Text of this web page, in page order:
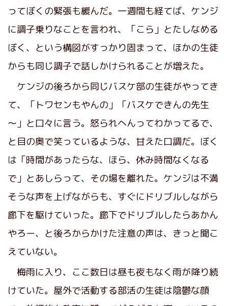
ってぼくの緊張も緩んだ。一週間も経てば、ケンジ
に調子乗りなことを言われ、「こら」とたしなめる
ぼく、という構図がすっかり固まって、ほかの生徒
からも同じ調子で話しかけられることが増えた。
ケンジの後ろから同じバスケ部の生徒がやってき
て、「トワセンもやんの」「バスケできんの先生
～」と口々に言う。怒られへんってわかってるで、
と目の奥で笑っているような、甘えた口調だ。ぼく
は「時間があったらな、ほら、休み時間なくなる
で」とあしらって、その場を離れた。ケンジは不満
そうな声を上げながらも、すぐにドリブルしながら
廊下を駆けていった。廊下でドリブルしたらあかん
やろー、と後ろからかけた注意の声は、きっと聞こ
えていない。
梅雨に入り、ここ数日は昼も夜もなく雨が降り続
けていた。屋外で活動する部活の生徒は陰鬱な顔